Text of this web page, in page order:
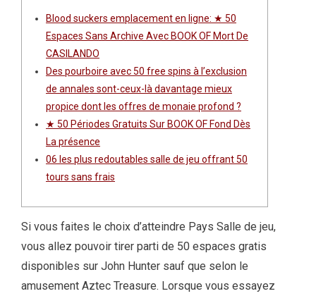
Blood suckers emplacement en ligne: ★ 50
Espaces Sans Archive Avec BOOK OF Mort De
CASILANDO
Des pourboire avec 50 free spins à l’exclusion
de annales sont-ceux-là davantage mieux
propice dont les offres de monaie profond ?
★ 50 Périodes Gratuits Sur BOOK OF Fond Dès
La présence
06 les plus redoutables salle de jeu offrant 50
tours sans frais
Si vous faites le choix d’atteindre Pays Salle de jeu,
vous allez pouvoir tirer parti de 50 espaces gratis
disponibles sur John Hunter sauf que selon le
amusement Aztec Treasure. Lorsque vous essayez